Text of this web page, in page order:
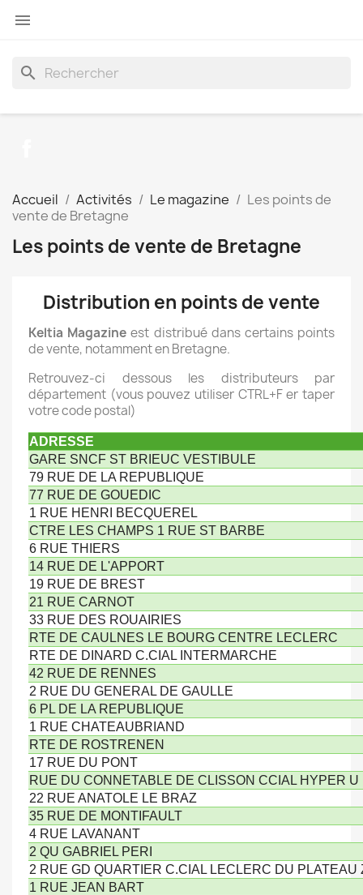

search
Accueil Activités Le magazine
Les points de
vente de Bretagne
Les points de vente de Bretagne
Distribution en points de vente
Keltia Magazine est distribué dans certains points
de vente, notamment en Bretagne.
Retrouvez-ci dessous les distributeurs par
département (vous pouvez utiliser CTRL+F er taper
votre code postal)
ADRESSE
GARE SNCF ST BRIEUC VESTIBULE
79 RUE DE LA REPUBLIQUE
77 RUE DE GOUEDIC
1 RUE HENRI BECQUEREL
CTRE LES CHAMPS 1 RUE ST BARBE
6 RUE THIERS
14 RUE DE L'APPORT
19 RUE DE BREST
21 RUE CARNOT
33 RUE DES ROUAIRIES
RTE DE CAULNES LE BOURG CENTRE LECLERC
RTE DE DINARD C.CIAL INTERMARCHE
42 RUE DE RENNES
2 RUE DU GENERAL DE GAULLE
6 PL DE LA REPUBLIQUE
1 RUE CHATEAUBRIAND
RTE DE ROSTRENEN
17 RUE DU PONT
RUE DU CONNETABLE DE CLISSON CCIAL HYPER U
22 RUE ANATOLE LE BRAZ
35 RUE DE MONTIFAULT
4 RUE LAVANANT
2 QU GABRIEL PERI
2 RUE GD QUARTIER C.CIAL LECLERC DU PLATEAU
1 RUE JEAN BART